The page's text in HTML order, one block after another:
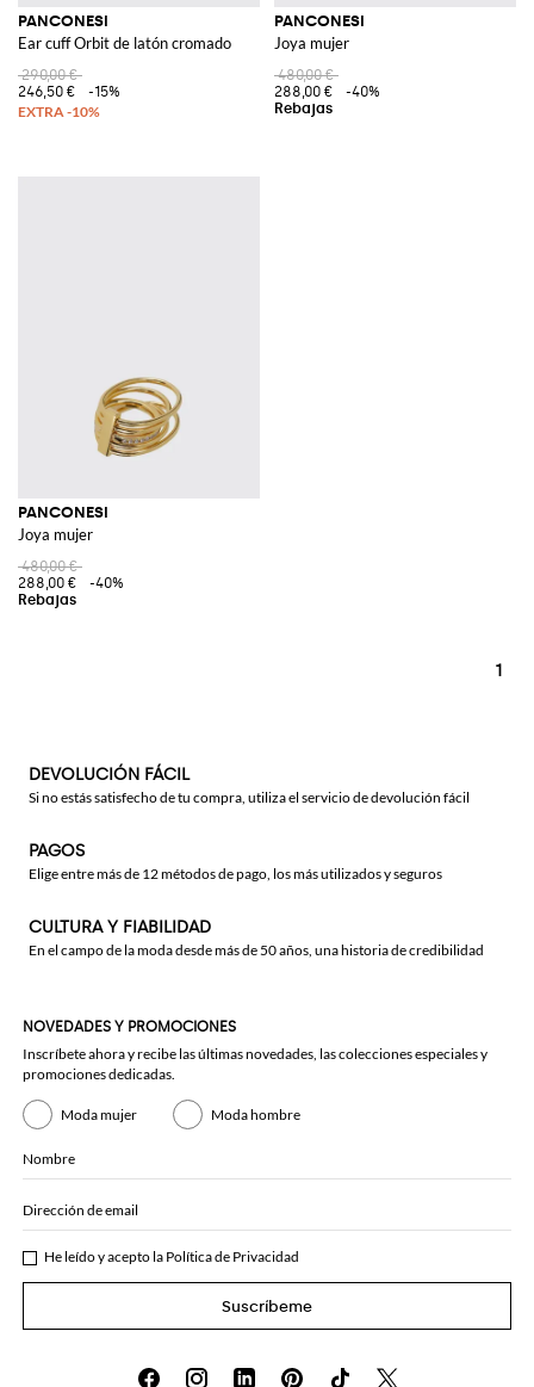
PANCONESI
Ear cuff Orbit de latón cromado
290,00 €
246,50 €
-15%
PANCONESI
Joya mujer
480,00 €
288,00 €
-40%
PANCONESI
Joya mujer
480,00 €
288,00 €
-40%
1
DEVOLUCIÓN FÁCIL
Si no estás satisfecho de tu compra, utiliza el servicio de devolución fácil
PAGOS
Elige entre más de 12 métodos de pago, los más utilizados y seguros
CULTURA Y FIABILIDAD
En el campo de la moda desde más de 50 años, una historia de credibilidad
NOVEDADES Y PROMOCIONES
Inscríbete ahora y recibe las últimas novedades, las colecciones especiales y
promociones dedicadas.
Moda mujer Moda hombre
Nombre
Dirección de email
He leído y acepto la Política de Privacidad
Suscríbeme